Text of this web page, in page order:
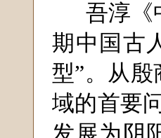
吾淳《
期中国古
型”。从
域的首要